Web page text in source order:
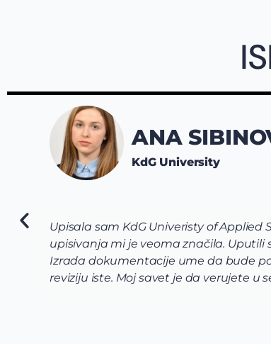
Upisala sam KdG Univeristy of
upisivanja mi je veoma značila.
Izrada dokumentacije ume da bude
reviziju iste. Moj savet je da verujete u
ANA
KdG University